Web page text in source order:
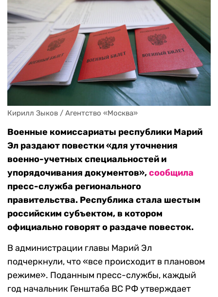
Кирилл Зыков / Агентство «Москва»
Военные комиссариаты республики Марий
Эл раздают повестки «для уточнения
военно-учетных специальностей и
упорядочивания документов»,сообщила
пресс-служба регионального
правительства. Республика стала шестым
российским субъектом, в котором
официально говорят о раздаче повесток.
В администрации главы Марий Эл
подчеркнули, что «все происходит в плановом
режиме». Поданным пресс-службы, каждый
год начальник Генштаба ВС РФ утверждает